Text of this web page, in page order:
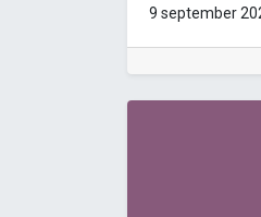
9 september